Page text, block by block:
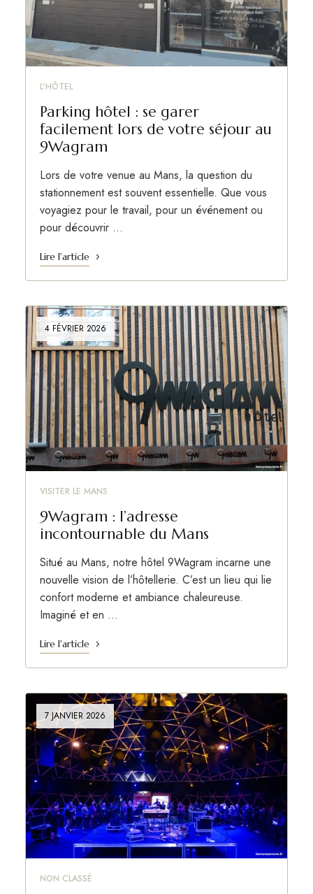
L'HÔTEL
Parking hôtel : se garer
facilement lors de votre séjour au
9Wagram
Lors de votre venue au Mans, la question du
stationnement est souvent essentielle. Que vous
voyagiez pour le travail, pour un événement ou
pour découvrir …
Lire l'article
4 FÉVRIER 2026
VISITER LE MANS
9Wagram : l’adresse
incontournable du Mans
Situé au Mans, notre hôtel 9Wagram incarne une
nouvelle vision de l’hôtellerie. C’est un lieu qui lie
confort moderne et ambiance chaleureuse.
Imaginé et en …
Lire l'article
7 JANVIER 2026
NON CLASSÉ